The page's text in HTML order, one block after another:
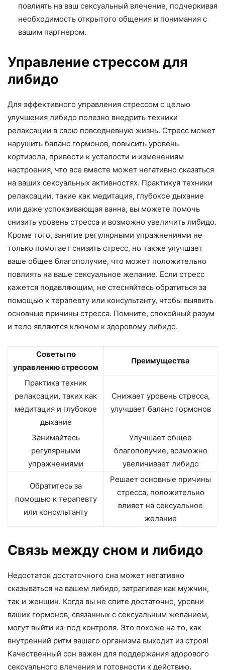
повлиять на ваш сексуальный влечение, подчеркивая
необходимость открытого общения и понимания с
вашим партнером.
Управление стрессом для
либидо
Для эффективного управления стрессом с целью
улучшения либидо полезно внедрить техники
релаксации в свою повседневную жизнь. Стресс может
нарушить баланс гормонов, повысить уровень
кортизола, привести к усталости и изменениям
настроения, что все вместе может негативно сказаться
на ваших сексуальных активностях. Практикуя техники
релаксации, такие как медитация, глубокое дыхание
или даже успокаивающая ванна, вы можете помочь
снизить уровень стресса и возможно увеличить либидо.
Кроме того, занятие регулярными упражнениями не
только помогает снизить стресс, но также улучшает
ваше общее благополучие, что может положительно
повлиять на ваше сексуальное желание. Если стресс
кажется подавляющим, не стесняйтесь обратиться за
помощью к терапевту или консультанту, чтобы выявить
основные причины стресса. Помните, спокойный разум
и тело являются ключом к здоровому либидо.
Советы по
управлению стрессом
Преимущества
Практика техник
релаксации, таких как
медитация и глубокое
дыхание
Снижает уровень стресса,
улучшает баланс гормонов
Занимайтесь
регулярными
упражнениями
Улучшает общее
благополучие, возможно
увеличивает либидо
Обратитесь за
помощью к терапевту
или консультанту
Решает основные причины
стресса, положительно
влияет на сексуальное
желание
Связь между сном и либидо
Недостаток достаточного сна может негативно
сказываться на вашем либидо, затрагивая как мужчин,
так и женщин. Когда вы не спите достаточно, уровни
ваших гормонов, связанных с сексуальным желанием,
могут выйти из-под контроля. Это похоже на то, как
внутренний ритм вашего организма выходит из строя!
Качественный сон важен для поддержания здорового
сексуального влечения и готовности к действию.